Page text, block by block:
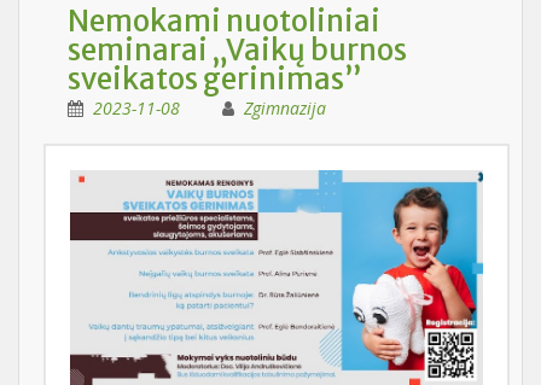
Nemokami nuotoliniai
seminarai „Vaikų burnos
sveikatos gerinimas”
2023-11-08 Zgimnazija